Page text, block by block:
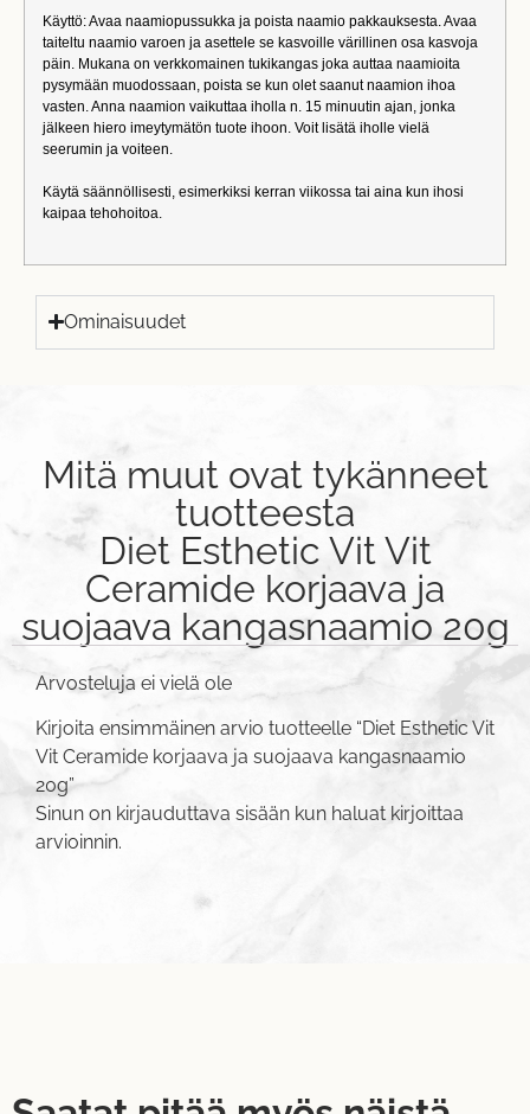
Käyttö: Avaa naamiopussukka ja poista naamio pakkauksesta. Avaa
taiteltu naamio varoen ja asettele se kasvoille värillinen osa kasvoja
päin. Mukana on verkkomainen tukikangas joka auttaa naamioita
pysymään muodossaan, poista se kun olet saanut naamion ihoa
vasten. Anna naamion vaikuttaa iholla n. 15 minuutin ajan, jonka
jälkeen hiero imeytymätön tuote ihoon. Voit lisätä iholle vielä
seerumin ja voiteen.
Käytä säännöllisesti, esimerkiksi kerran viikossa tai aina kun ihosi
kaipaa tehohoitoa.
Ominaisuudet
Mitä muut ovat tykänneet
tuotteesta
Diet Esthetic Vit Vit
Ceramide korjaava ja
suojaava kangasnaamio 20g
Arvosteluja ei vielä ole
Kirjoita ensimmäinen arvio tuotteelle “Diet Esthetic Vit
Vit Ceramide korjaava ja suojaava kangasnaamio
20g”
Sinun on kirjauduttava sisään kun haluat kirjoittaa
arvioinnin.